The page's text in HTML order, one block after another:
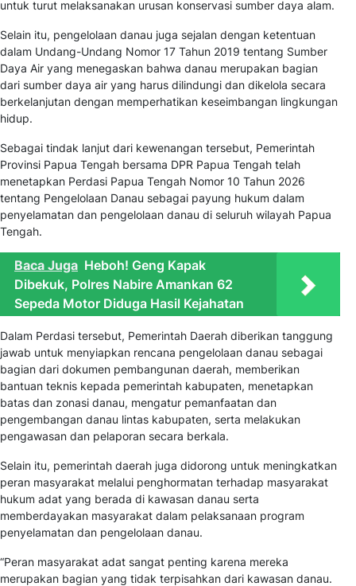
untuk turut melaksanakan urusan konservasi sumber daya alam.
Selain itu, pengelolaan danau juga sejalan dengan ketentuan
dalam Undang-Undang Nomor 17 Tahun 2019 tentang Sumber
Daya Air yang menegaskan bahwa danau merupakan bagian
dari sumber daya air yang harus dilindungi dan dikelola secara
berkelanjutan dengan memperhatikan keseimbangan lingkungan
hidup.
Sebagai tindak lanjut dari kewenangan tersebut, Pemerintah
Provinsi Papua Tengah bersama DPR Papua Tengah telah
menetapkan Perdasi Papua Tengah Nomor 10 Tahun 2026
tentang Pengelolaan Danau sebagai payung hukum dalam
penyelamatan dan pengelolaan danau di seluruh wilayah Papua
Tengah.
Baca Juga Heboh! Geng Kapak
Dibekuk, Polres Nabire Amankan 62
Sepeda Motor Diduga Hasil Kejahatan
Dalam Perdasi tersebut, Pemerintah Daerah diberikan tanggung
jawab untuk menyiapkan rencana pengelolaan danau sebagai
bagian dari dokumen pembangunan daerah, memberikan
bantuan teknis kepada pemerintah kabupaten, menetapkan
batas dan zonasi danau, mengatur pemanfaatan dan
pengembangan danau lintas kabupaten, serta melakukan
pengawasan dan pelaporan secara berkala.
Selain itu, pemerintah daerah juga didorong untuk meningkatkan
peran masyarakat melalui penghormatan terhadap masyarakat
hukum adat yang berada di kawasan danau serta
memberdayakan masyarakat dalam pelaksanaan program
penyelamatan dan pengelolaan danau.
“Peran masyarakat adat sangat penting karena mereka
merupakan bagian yang tidak terpisahkan dari kawasan danau.